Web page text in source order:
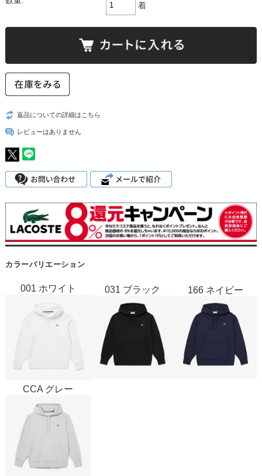
着
返品についての詳細はこちら
レビューはありません
カラーバリエーション
001 ホワイト 031 ブラック 166 ネイビー
CCA グレー